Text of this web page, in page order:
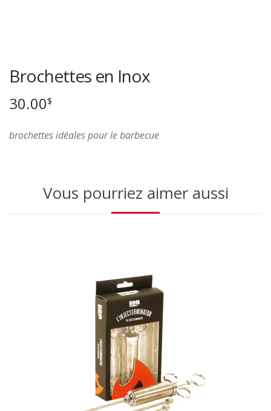
Brochettes en Inox
30.00$
brochettes idéales pour le barbecue
Vous pourriez aimer aussi